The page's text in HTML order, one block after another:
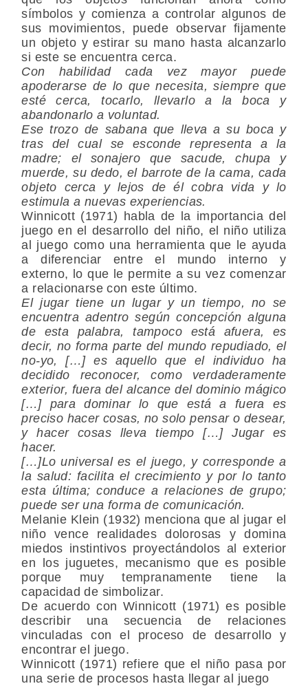
símbolos y comienza a controlar algunos de
sus movimientos, puede observar fijamente
un objeto y estirar su mano hasta alcanzarlo
si este se encuentra cerca.
Con habilidad cada vez mayor puede
apoderarse de lo que necesita, siempre que
esté cerca, tocarlo, llevarlo a la boca y
abandonarlo a voluntad.
Ese trozo de sabana que lleva a su boca y
tras del cual se esconde representa a la
madre; el sonajero que sacude, chupa y
muerde, su dedo, el barrote de la cama, cada
objeto cerca y lejos de él cobra vida y lo
estimula a nuevas experiencias.
Winnicott (1971) habla de la importancia del
juego en el desarrollo del niño, el niño utiliza
al juego como una herramienta que le ayuda
a diferenciar entre el mundo interno y
externo, lo que le permite a su vez comenzar
a relacionarse con este último.
El jugar tiene un lugar y un tiempo, no se
encuentra adentro según concepción alguna
de esta palabra, tampoco está afuera, es
decir, no forma parte del mundo repudiado, el
no-yo, […] es aquello que el individuo ha
decidido reconocer, como verdaderamente
exterior, fuera del alcance del dominio mágico
[…] para dominar lo que está a fuera es
preciso hacer cosas, no solo pensar o desear,
y hacer cosas lleva tiempo […] Jugar es
hacer.
[…]Lo universal es el juego, y corresponde a
la salud: facilita el crecimiento y por lo tanto
esta última; conduce a relaciones de grupo;
puede ser una forma de comunicación.
Melanie Klein (1932) menciona que al jugar el
niño vence realidades dolorosas y domina
miedos instintivos proyectándolos al exterior
en los juguetes, mecanismo que es posible
porque muy tempranamente tiene la
capacidad de simbolizar.
De acuerdo con Winnicott (1971) es posible
describir una secuencia de relaciones
vinculadas con el proceso de desarrollo y
encontrar el juego.
Winnicott (1971) refiere que el niño pasa por
una serie de procesos hasta llegar al juego